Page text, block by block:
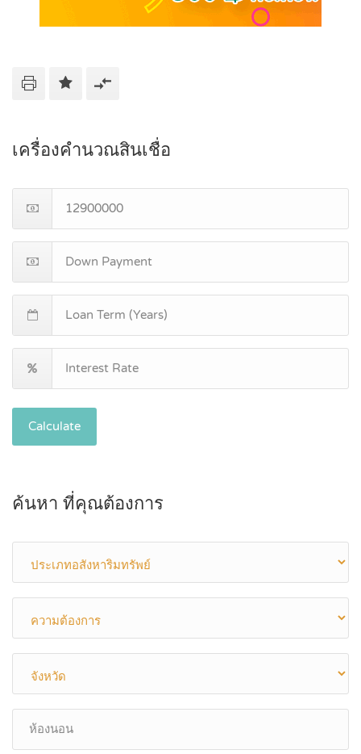
เครื่องคำนวณสินเชื่อ
Calculate
ค้นหา ที่คุณต้องการ